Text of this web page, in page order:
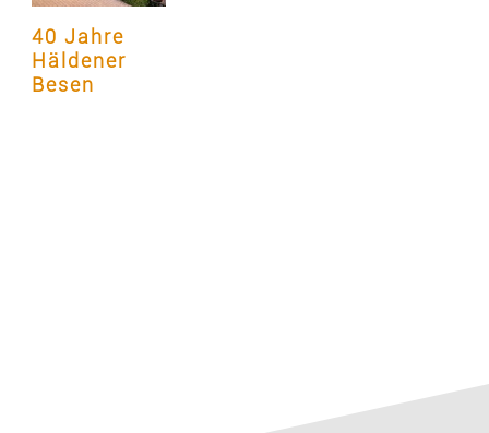
40 Jahre
Häldener
Besen